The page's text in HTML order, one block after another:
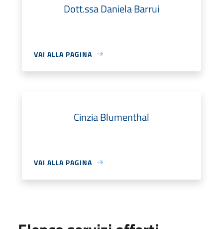
Dott.ssa Daniela Barrui
VAI ALLA PAGINA
Cinzia Blumenthal
VAI ALLA PAGINA